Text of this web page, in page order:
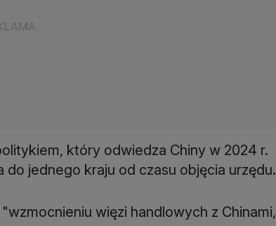
który odwiedza Chiny w 2024 r.
jednego kraju od czasu objęcia urzędu.
więzi handlowych z Chinami,